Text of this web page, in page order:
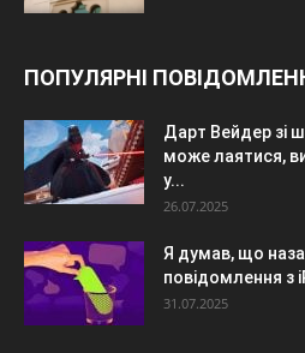
ПОПУЛЯРНІ
Дарт Вейдер зі
може лаятися,
у...
26.07.2025
Я думав, що
повідомлення з
31.07.2025